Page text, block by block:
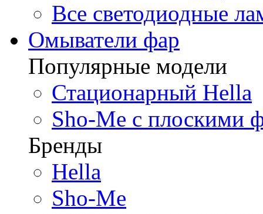
Все светодиодные
Омыватели фар
Популярные модели
Стационарный Hella
Sho-Me с плоскими
Бренды
Hella
Sho-Me